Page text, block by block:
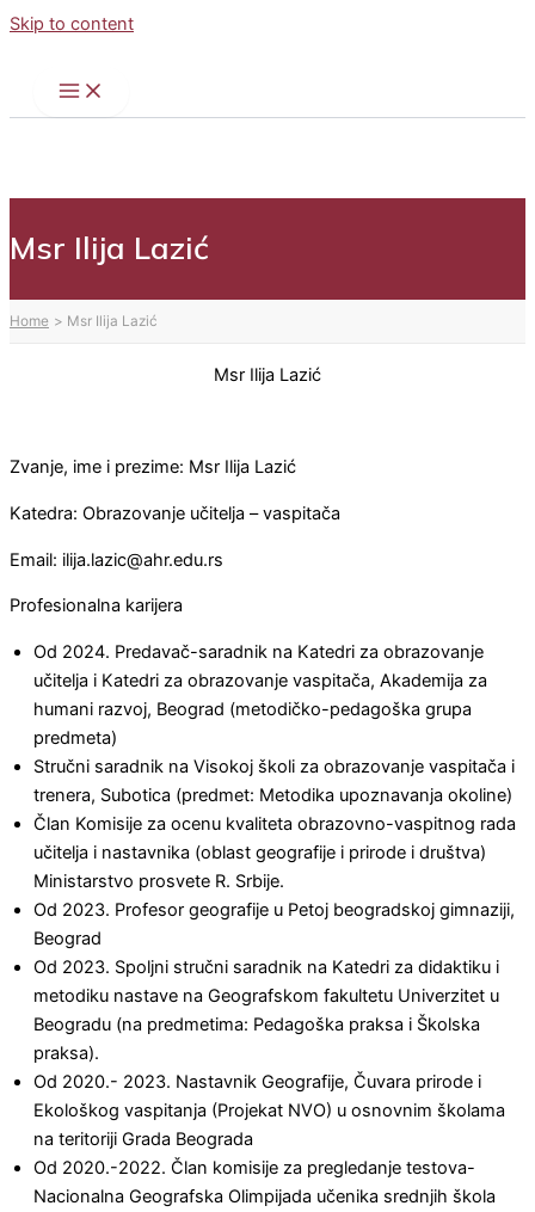
Skip to content
Msr Ilija Lazić
Home Msr Ilija Lazić
Msr Ilija Lazić
Zvanje, ime i prezime: Msr Ilija Lazić
Katedra: Obrazovanje učitelja – vaspitača
Email: ilija.lazic@ahr.edu.rs
Profesionalna karijera
Od 2024. Predavač-saradnik na Katedri za obrazovanje
učitelja i Katedri za obrazovanje vaspitača, Akademija za
humani razvoj, Beograd (metodičko-pedagoška grupa
predmeta)
Stručni saradnik na Visokoj školi za obrazovanje vaspitača i
trenera, Subotica (predmet: Metodika upoznavanja okoline)
Član Komisije za ocenu kvaliteta obrazovno-vaspitnog rada
učitelja i nastavnika (oblast geografije i prirode i društva)
Ministarstvo prosvete R. Srbije.
Od 2023. Profesor geografije u Petoj beogradskoj gimnaziji,
Beograd
Od 2023. Spoljni stručni saradnik na Katedri za didaktiku i
metodiku nastave na Geografskom fakultetu Univerzitet u
Beogradu (na predmetima: Pedagoška praksa i Školska
praksa).
Od 2020.- 2023. Nastavnik Geografije, Čuvara prirode i
Ekološkog vaspitanja (Projekat NVO) u osnovnim školama
na teritoriji Grada Beograda
Od 2020.-2022. Član komisije za pregledanje testova-
Nacionalna Geografska Olimpijada učenika srednjih škola